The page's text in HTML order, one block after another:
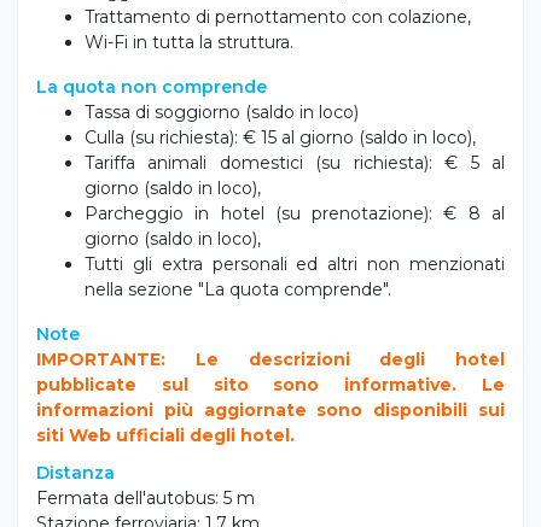
Trattamento di pernottamento con colazione,
Wi-Fi in tutta la struttura.
La quota non comprende
Tassa di soggiorno (saldo in loco)
Culla (su richiesta): € 15 al giorno (saldo in loco),
Tariffa animali domestici (su richiesta): € 5 al
giorno (saldo in loco),
Parcheggio in hotel (su prenotazione): € 8 al
giorno (saldo in loco),
Tutti gli extra personali ed altri non menzionati
nella sezione "La quota comprende".
Note
IMPORTANTE: Le descrizioni degli hotel
pubblicate sul sito sono informative. Le
informazioni più aggiornate sono disponibili sui
siti Web ufficiali degli hotel.
Distanza
Fermata dell'autobus: 5 m